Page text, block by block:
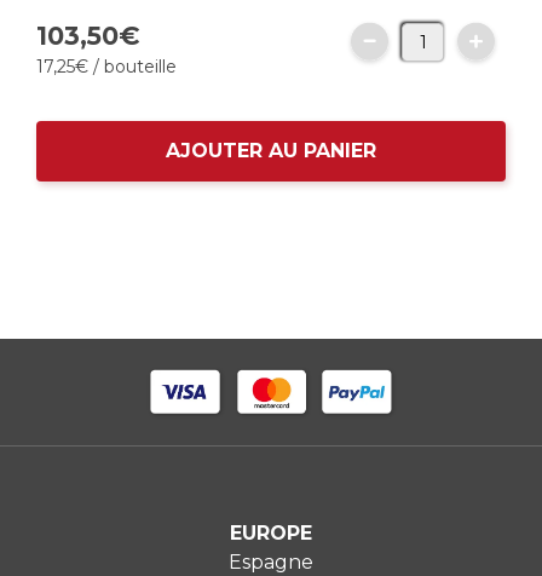
103,50€
17,25€ / bouteille
AJOUTER AU PANIER
EUROPE
Espagne